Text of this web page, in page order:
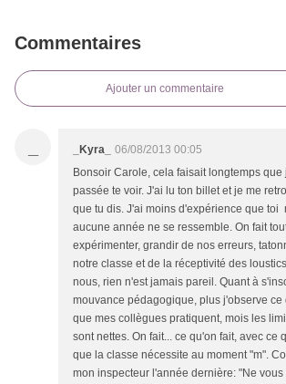
Commentaires
Ajouter un commentaire
_Kyra_
06/08/2013 00:05
Bonsoir Carole, cela faisait longtemps que
passée te voir. J'ai lu ton billet et je me
que tu dis. J'ai moins d'expérience que toi
aucune année ne se ressemble. On fait
expérimenter, grandir de nos erreurs,
notre classe et de la réceptivité des
nous, rien n'est jamais pareil. Quant à
mouvance pédagogique, plus j'observe ce
que mes collègues pratiquent, mois les
sont nettes. On fait... ce qu'on fait, avec ce
que la classe nécessite au moment "m".
mon inspecteur l'année dernière: "Ne